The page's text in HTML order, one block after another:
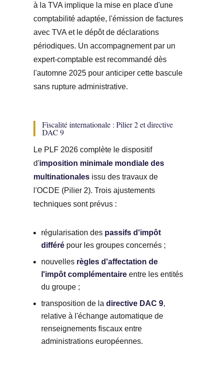
à la TVA implique la mise en place d'une
comptabilité adaptée, l'émission de factures
avec TVA et le dépôt de déclarations
périodiques. Un accompagnement par un
expert-comptable est recommandé dès
l'automne 2025 pour anticiper cette bascule
sans rupture administrative.
Fiscalité internationale : Pilier 2 et directive
DAC 9
Le PLF 2026 complète le dispositif
d'imposition minimale mondiale des
multinationalesissu des travaux de
l'OCDE (Pilier 2). Trois ajustements
techniques sont prévus :
régularisation des passifs d'impôt
différépour les groupes concernés ;
nouvelles règles d'affectation de
l'impôt complémentaireentre les entités
du groupe ;
transposition de la directive DAC 9,
relative à l'échange automatique de
renseignements fiscaux entre
administrations européennes.